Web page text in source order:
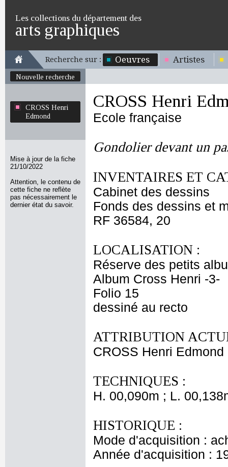
Les collections du département des
arts graphiques
Recherche sur : Oeuvres Artistes
Nouvelle recherche
CROSS Henri
Edmond
Mise à jour de la fiche
21/10/2022
Attention, le contenu de
cette fiche ne reflète
pas nécessairement le
dernier état du savoir.
CROSS Henri
Ecole française
Gondolier devant un
INVENTAIRES ET
Cabinet des dessins
Fonds des dessins et
RF 36584, 20
LOCALISATION :
Réserve des petits
Album Cross Henri -3-
Folio 15
dessiné au recto
ATTRIBUTION
CROSS Henri Edmond
TECHNIQUES :
H. 00,090m ; L.
HISTORIQUE :
Mode d'acquisition :
Année d'acquisition :